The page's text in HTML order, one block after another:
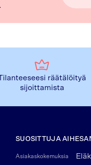
räätälöityä
sijoittamista
SUOSITTUJA
Asiakaskokemuksia